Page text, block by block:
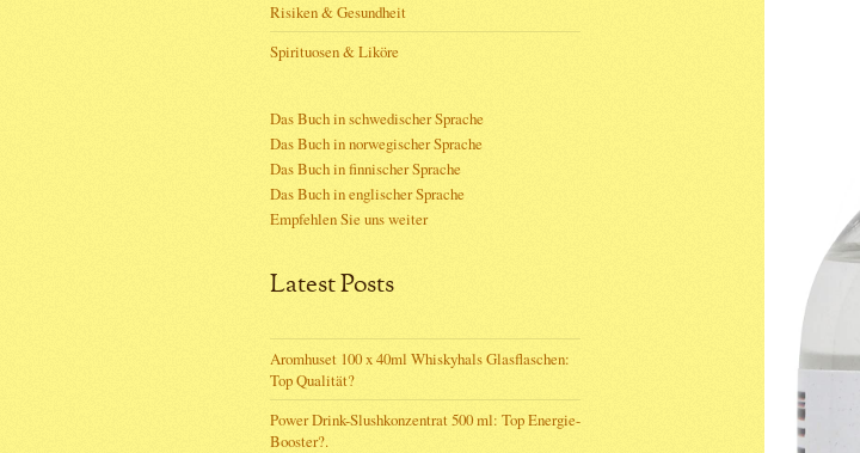
Risiken & Gesundheit
Spirituosen & Liköre
Das Buch in schwedischer Sprache
Das Buch in norwegischer Sprache
Das Buch in finnischer Sprache
Das Buch in englischer Sprache
Empfehlen Sie uns weiter
Latest Posts
Aromhuset 100 x 40ml Whiskyhals Glasflaschen:
Top Qualität?
Power Drink-Slushkonzentrat 500 ml: Top Energie-
Booster?.